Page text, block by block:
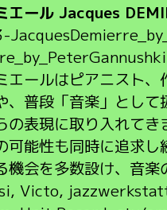
エール Jacques
エールはピアニスト
、普段「音楽」とし
の表現に取り入れて
可能性も同時に追求
機会を多数設け、音
Victo,